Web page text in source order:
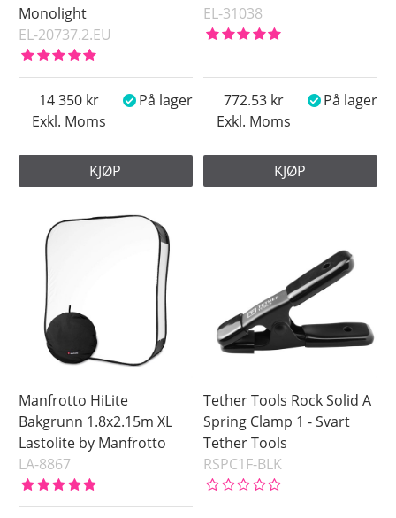
Monolight
EL-20737.2.EU
Exkl. Moms
14 350 På lager
KJØP
EL-31038
Exkl. Moms
772.53 På lager
KJØP
Manfrotto HiLite
Bakgrunn 1.8x2.15m XL
Lastolite by Manfrotto
LA-8867
Tether Tools Rock Solid A
Spring Clamp 1 - Svart
Tether Tools
RSPC1F-BLK